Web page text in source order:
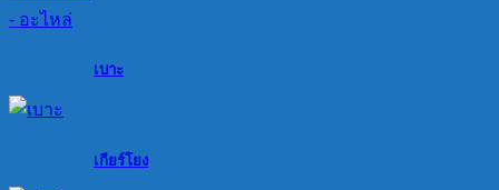
เบาะ
เกียร์โยง